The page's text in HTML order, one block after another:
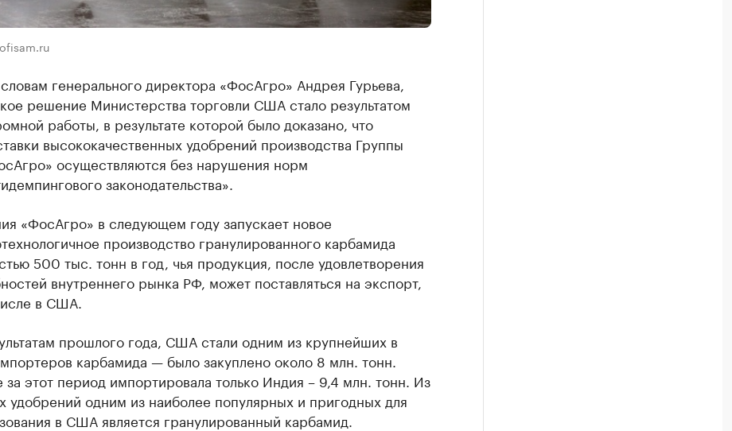
генерального директора «ФосАгро» Андрея Гурьева,
решение Министерства торговли США стало результатом
работы, в результате которой было доказано, что
высококачественных удобрений производства Группы
осуществляются без нарушения норм
законодательства».
«ФосАгро» в следующем году запускает новое
производство гранулированного карбамида
500 тыс. тонн в год, чья продукция, после удовлетворения
внутреннего рынка РФ, может поставляться на экспорт,
в США.
прошлого года, США стали одним из крупнейших в
карбамида — было закуплено около 8 млн. тонн.
за этот период импортировала только Индия – 9,4 млн. тонн. Из
удобрений одним из наиболее популярных и пригодных для
в США является гранулированный карбамид.